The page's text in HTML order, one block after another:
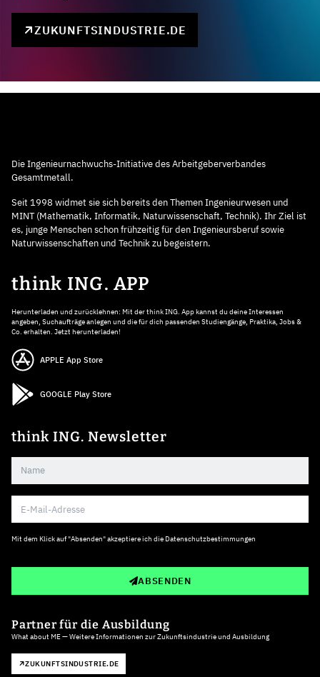
ZUKUNFTSINDUSTRIE.DE
Die Ingenieurnachwuchs-Initiative des Arbeitgeberverbandes
Gesamtmetall.
Seit 1998 widmet sie sich bereits den Themen Ingenieurwesen und
MINT (Mathematik, Informatik, Naturwissenschaft, Technik). Ihr Ziel ist
es, junge Menschen schon frühzeitig für den Ingenieursberuf sowie
Naturwissenschaften und Technik zu begeistern.
think ING. APP
Herunterladen und zurücklehnen: Mit der think ING. App kannst du deine Interessen
angeben, Suchaufträge anlegen und die für dich passenden Studiengänge, Praktika, Jobs &
Co. erhalten. Jetzt herunterladen!
APPLE App Store
GOOGLE Play Store
think ING. Newsletter
Mit dem Klick auf "Absenden" akzeptiere ich die Datenschutzbestimmungen
ABSENDEN
Partner für die Ausbildung
What about ME — Weitere Informationen zur Zukunftsindustrie und Ausbildung
ZUKUNFTSINDUSTRIE.DE